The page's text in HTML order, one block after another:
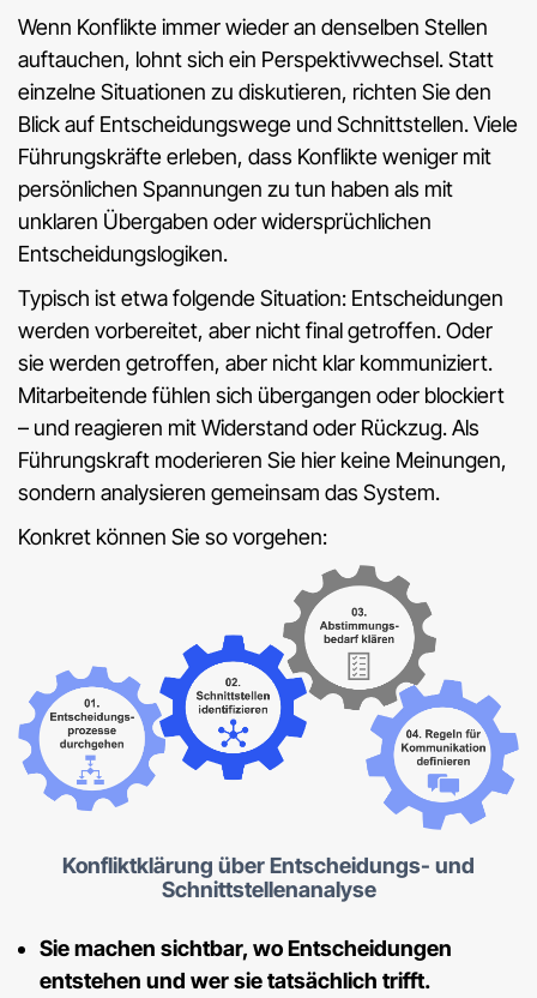
Wenn Konflikte immer wieder an denselben Stellen
auftauchen, lohnt sich ein Perspektivwechsel. Statt
einzelne Situationen zu diskutieren, richten Sie den
Blick auf Entscheidungswege und Schnittstellen. Viele
Führungskräfte erleben, dass Konflikte weniger mit
persönlichen Spannungen zu tun haben als mit
unklaren Übergaben oder widersprüchlichen
Entscheidungslogiken.
Typisch ist etwa folgende Situation: Entscheidungen
werden vorbereitet, aber nicht final getroffen. Oder
sie werden getroffen, aber nicht klar kommuniziert.
Mitarbeitende fühlen sich übergangen oder blockiert
– und reagieren mit Widerstand oder Rückzug. Als
Führungskraft moderieren Sie hier keine Meinungen,
sondern analysieren gemeinsam das System.
Konkret können Sie so vorgehen:
Konfliktklärung über Entscheidungs- und
Schnittstellenanalyse
Sie machen sichtbar, wo Entscheidungen
entstehen und wer sie tatsächlich trifft.